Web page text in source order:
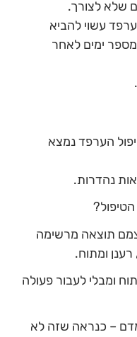
שלא לצורך.
עשוי להביא
ימים לאחר
הערפד נמצא
נהדרות.
תוצאה מרשימה
ומתוח.
ומבלי לעבור פעולה
– כנראה שזה לא